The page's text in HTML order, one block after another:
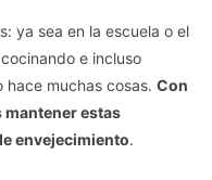
ya sea en la escuela o el
e incluso
hace muchas cosas. Con
estas
envejecimiento.